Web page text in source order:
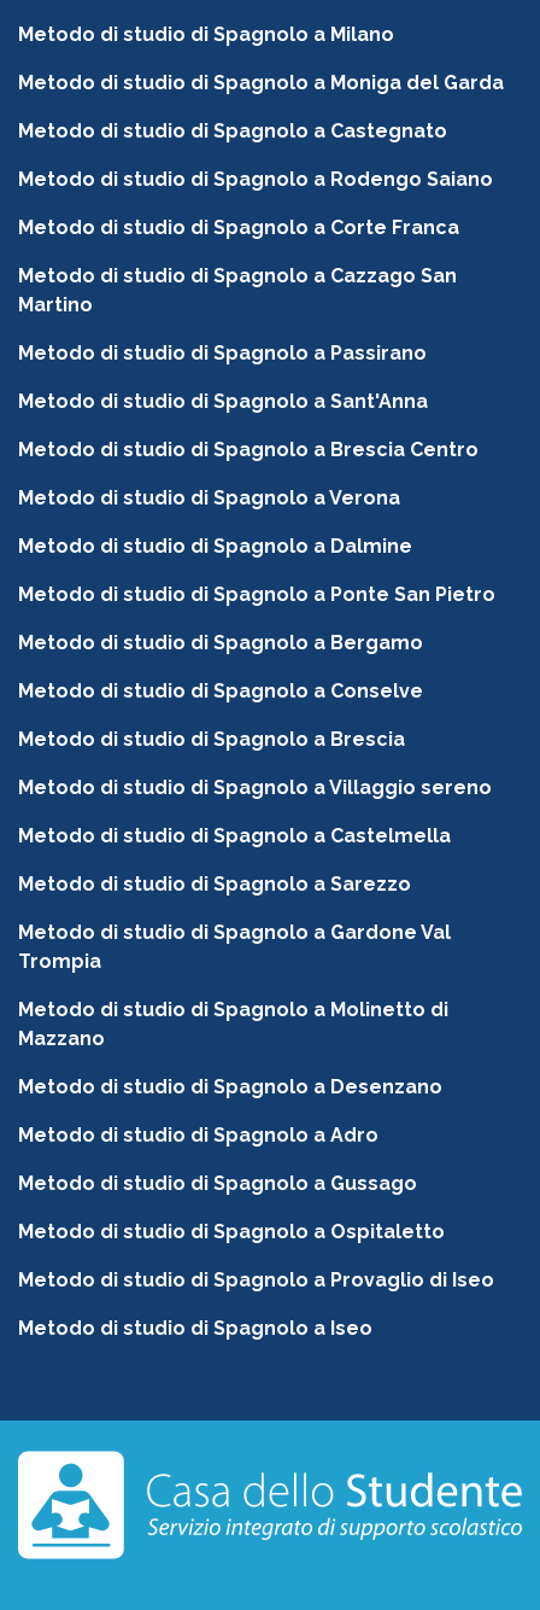
Metodo di studio di Spagnolo a Milano
Metodo di studio di Spagnolo a Moniga del Garda
Metodo di studio di Spagnolo a Castegnato
Metodo di studio di Spagnolo a Rodengo Saiano
Metodo di studio di Spagnolo a Corte Franca
Metodo di studio di Spagnolo a Cazzago San
Martino
Metodo di studio di Spagnolo a Passirano
Metodo di studio di Spagnolo a Sant'Anna
Metodo di studio di Spagnolo a Brescia Centro
Metodo di studio di Spagnolo a Verona
Metodo di studio di Spagnolo a Dalmine
Metodo di studio di Spagnolo a Ponte San Pietro
Metodo di studio di Spagnolo a Bergamo
Metodo di studio di Spagnolo a Conselve
Metodo di studio di Spagnolo a Brescia
Metodo di studio di Spagnolo a Villaggio sereno
Metodo di studio di Spagnolo a Castelmella
Metodo di studio di Spagnolo a Sarezzo
Metodo di studio di Spagnolo a Gardone Val
Trompia
Metodo di studio di Spagnolo a Molinetto di
Mazzano
Metodo di studio di Spagnolo a Desenzano
Metodo di studio di Spagnolo a Adro
Metodo di studio di Spagnolo a Gussago
Metodo di studio di Spagnolo a Ospitaletto
Metodo di studio di Spagnolo a Provaglio di Iseo
Metodo di studio di Spagnolo a Iseo